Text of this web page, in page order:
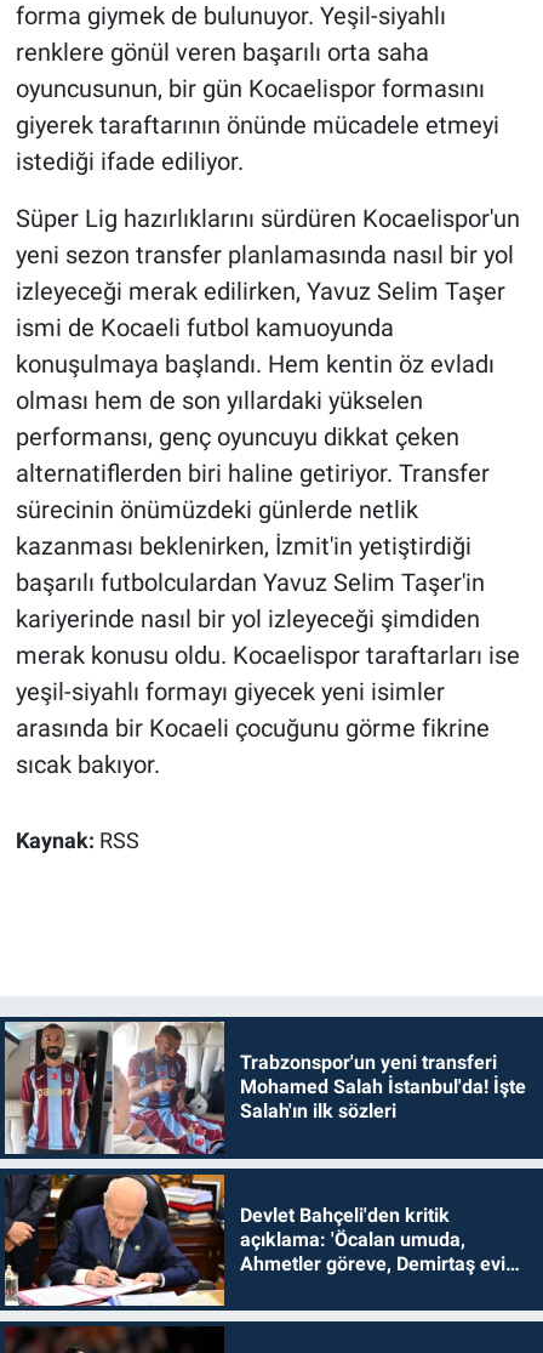
forma giymek de bulunuyor. Yeşil-siyahlı
renklere gönül veren başarılı orta saha
oyuncusunun, bir gün Kocaelispor formasını
giyerek taraftarının önünde mücadele etmeyi
istediği ifade ediliyor.
Süper Lig hazırlıklarını sürdüren Kocaelispor'un
yeni sezon transfer planlamasında nasıl bir yol
izleyeceği merak edilirken, Yavuz Selim Taşer
ismi de Kocaeli futbol kamuoyunda
konuşulmaya başlandı. Hem kentin öz evladı
olması hem de son yıllardaki yükselen
performansı, genç oyuncuyu dikkat çeken
alternatiflerden biri haline getiriyor. Transfer
sürecinin önümüzdeki günlerde netlik
kazanması beklenirken, İzmit'in yetiştirdiği
başarılı futbolculardan Yavuz Selim Taşer'in
kariyerinde nasıl bir yol izleyeceği şimdiden
merak konusu oldu. Kocaelispor taraftarları ise
yeşil-siyahlı formayı giyecek yeni isimler
arasında bir Kocaeli çocuğunu görme fikrine
sıcak bakıyor.
Kaynak: RSS
Trabzonspor'un yeni transferi
Mohamed Salah İstanbul'da! İşte
Salah'ın ilk sözleri
Devlet Bahçeli'den kritik
açıklama: 'Öcalan umuda,
Ahmetler göreve, Demirtaş evine